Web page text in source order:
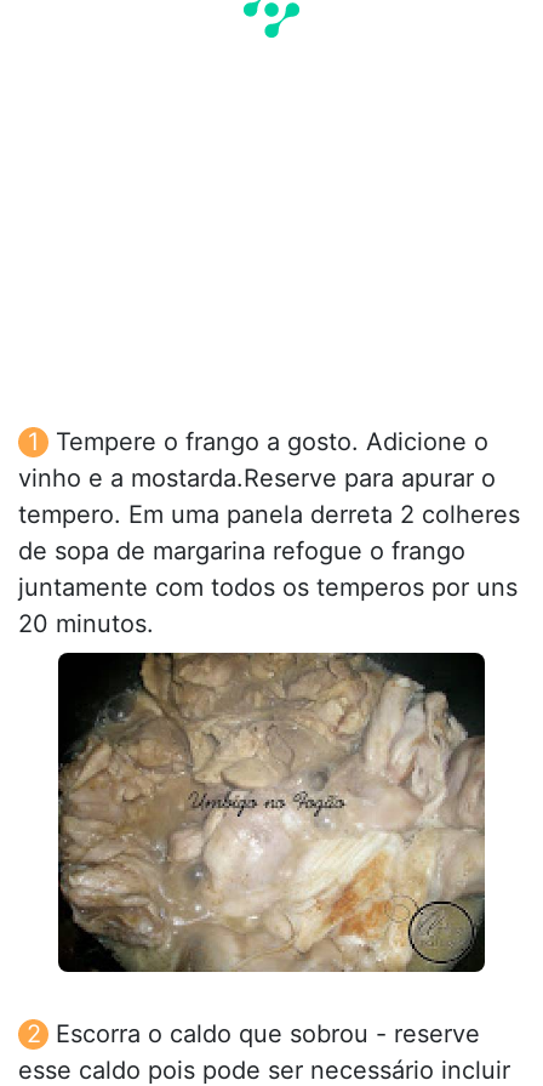
Tempere o frango a gosto. Adicione o
vinho e a mostarda.Reserve para apurar o
tempero. Em uma panela derreta 2 colheres
de sopa de margarina refogue o frango
juntamente com todos os temperos por uns
20 minutos.
Escorra o caldo que sobrou - reserve
esse caldo pois pode ser necessário incluir